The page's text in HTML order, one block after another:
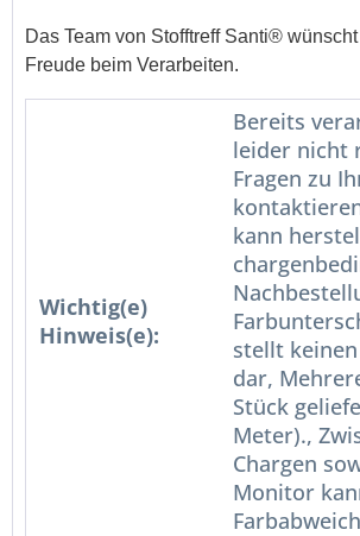
Das Team von Stofftreff Santi® wünscht
Freude beim Verarbeiten.
Wichtig(e)
Hinweis(e):
Bereits
leider nicht
Fragen zu
kann
stellt
dar,
Stück
Meter).,
Chargen
Monitor